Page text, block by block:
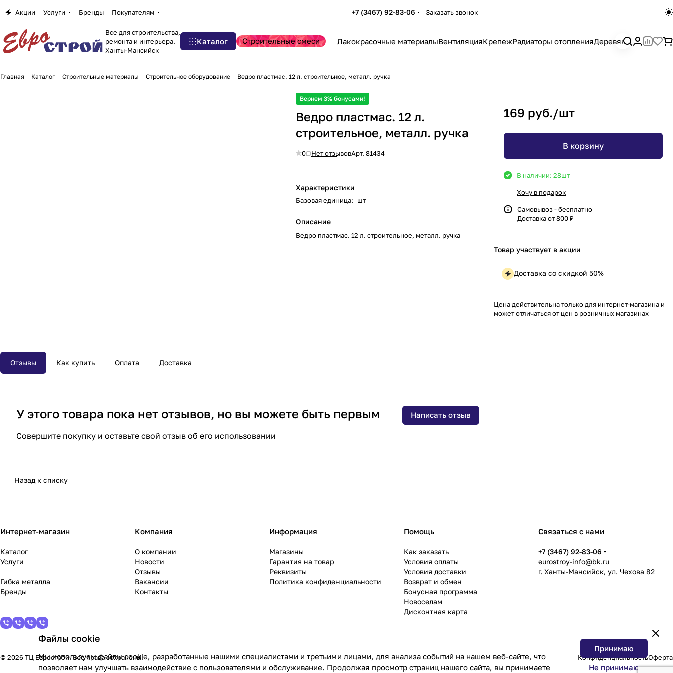
Акции Услуги Бренды Покупателям +7 (3467) 92-83-06 Заказать звонок
Все для строительства,
ремонта и интерьера.
Ханты-Мансийск
Каталог Строительные смеси Лакокрасочные материалыВентиляцияКрепежРадиаторы отопленияДеревянный
Главная Каталог Строительные материалы Строительное оборудование Ведро пластмас. 12 л. строительное, металл. ручка
Вернем 3% бонусами!
Ведро пластмас. 12 л.
строительное, металл. ручка
0 Нет отзывовАрт.81434
Характеристики
Базовая единица: шт
Описание
Ведро пластмас. 12 л. строительное, металл. ручка
169 руб./шт
В корзину
В наличии: 28шт
Хочу в подарок
Самовывоз - бесплатно
Доставка от 800 ₽
Товар участвует в акции
Доставка со скидкой 50%
Цена действительна только для интернет-магазина и
может отличаться от цен в розничных магазинах
Отзывы Как купить Оплата Доставка
У этого товара пока нет отзывов, но вы можете быть первым
Совершите покупку и оставьте свой отзыв об его использовании
Написать отзыв
Назад к списку
Интернет-магазин
Каталог
Услуги
Гибка металла
Бренды
Компания
О компании
Новости
Отзывы
Вакансии
Контакты
Информация
Магазины
Гарантия на товар
Реквизиты
Политика конфиденциальности
Помощь
Как заказать
Условия оплаты
Условия доставки
Возврат и обмен
Бонусная программа
Новоселам
Дисконтная карта
Связаться с нами
+7 (3467) 92-83-06
eurostroy-info@bk.ru
г. Ханты-Мансийск, ул. Чехова 82
© 2026 ТЦ Еврострой. Все права сохранены. КонфиденциальностьОферта
Файлы cookie
Мы используем файлы cookie, разработанные нашими специалистами и третьими лицами, для анализа событий на нашем веб-сайте, что
позволяет нам улучшать взаимодействие с пользователями и обслуживание. Продолжая просмотр страниц нашего сайта, вы принимаете
Принимаю
Не принимаю